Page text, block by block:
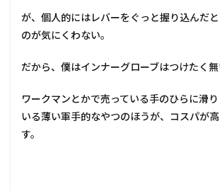
が、個人的にはレバーをぐっと握り込んだ
のが気にくわない。
だから、僕はインナーグローブはつけたく無
ワークマンとかで売っている手のひらに滑
いる薄い軍手的なやつのほうが、コスパが
す。